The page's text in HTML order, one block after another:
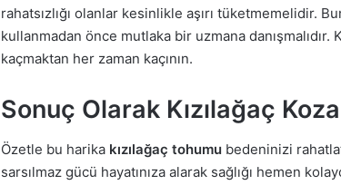
rahatsızlığı olanlar kesinlikle aşırı tüketmemelidir.
kullanmadan önce mutlaka bir uzmana danışmalıdır.
kaçmaktan her zaman kaçının.
Sonuç Olarak Kızılağaç
Özetle bu harika kızılağaç tohumu bedeninizi
sarsılmaz gücü hayatınıza alarak sağlığı hemen